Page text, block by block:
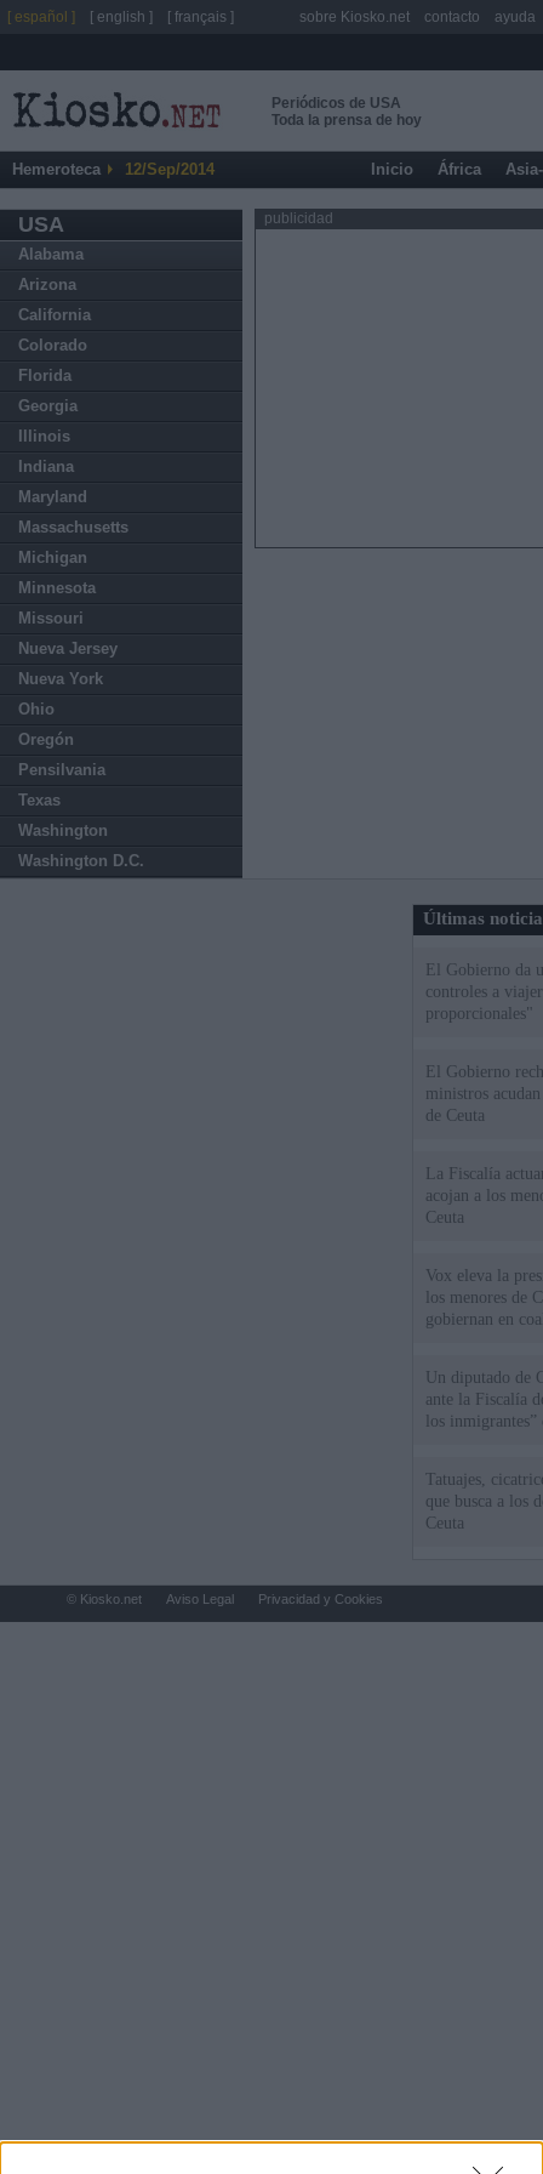
Periódicos de USA
Toda la prensa de hoy
Hemeroteca 12/Sep/2014 Inicio África
USA
Alabama
Arizona
California
Colorado
Florida
Georgia
Illinois
Indiana
Maryland
Massachusetts
Michigan
Minnesota
Missouri
Nueva Jersey
Nueva York
Ohio
Oregón
Pensilvania
Texas
Washington
Washington D.C.
publicidad
Últimas
El Gobierno da
controles a
proporcionales"
El Gobierno
ministros
de Ceuta
La Fiscalía
acojan a los
Ceuta
Vox eleva la
los menores de
gobiernan en
Un diputado de
ante la Fiscalía
los inmigrantes”
Tatuajes,
que busca a los
Ceuta
[ español ] [ english ] [ français ] sobre Kiosko.net contacto ayuda
© Kiosko.net Aviso Legal Privacidad y Cookies